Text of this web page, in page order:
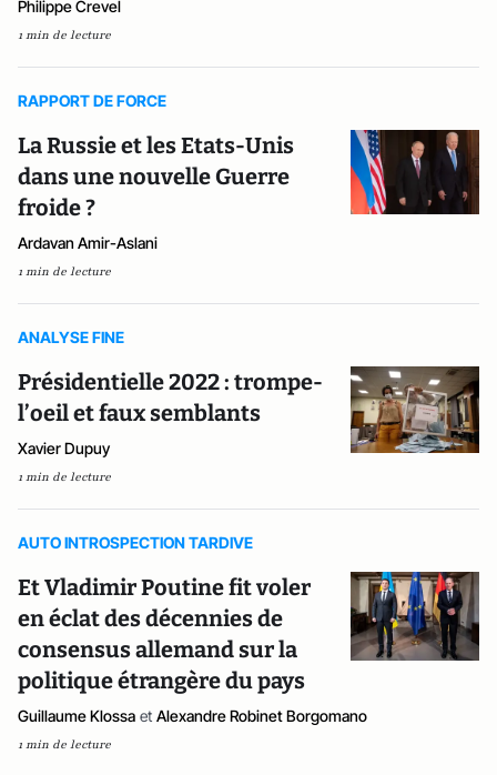
Philippe Crevel
1 min de lecture
RAPPORT DE FORCE
La Russie et les Etats-Unis
dans une nouvelle Guerre
froide ?
Ardavan Amir-Aslani
1 min de lecture
ANALYSE FINE
Présidentielle 2022 : trompe-
l’oeil et faux semblants
Xavier Dupuy
1 min de lecture
AUTO INTROSPECTION TARDIVE
Et Vladimir Poutine fit voler
en éclat des décennies de
consensus allemand sur la
politique étrangère du pays
Guillaume Klossa et Alexandre Robinet Borgomano
1 min de lecture